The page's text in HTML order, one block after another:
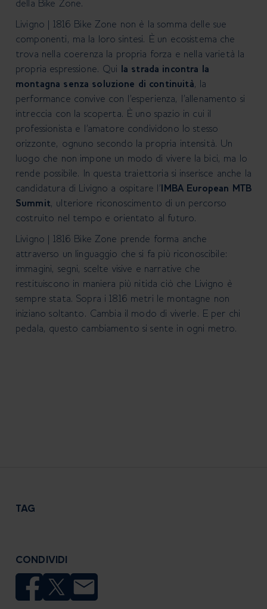
della Bike Zone.
Livigno | 1816 Bike Zone non è la somma delle sue
componenti, ma la loro sintesi. È un ecosistema che
trova nella coerenza la propria forza e nella varietà la
propria espressione. Qui la strada incontra la
montagna senza soluzione di continuità, la
performance convive con l’esperienza, l’allenamento si
intreccia con la scoperta. È uno spazio in cui il
professionista e l’amatore condividono lo stesso
orizzonte, ognuno secondo la propria intensità. Un
luogo che non impone un modo di vivere la bici, ma lo
rende possibile. In questa traiettoria si inserisce anche la
candidatura di Livigno a ospitare l’IMBA European MTB
Summit, ulteriore riconoscimento di un percorso
costruito nel tempo e orientato al futuro.
Livigno | 1816 Bike Zone prende forma anche
attraverso un linguaggio che si fa più riconoscibile:
immagini, segni, scelte visive e narrative che
restituiscono in maniera più nitida ciò che Livigno è
sempre stata. Sopra i 1816 metri le montagne non
iniziano soltanto. Cambia il modo di viverle. E per chi
pedala, questo cambiamento si sente in ogni metro.
TAG
CONDIVIDI